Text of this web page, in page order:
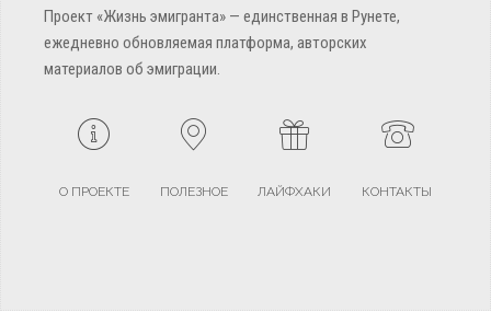
Проект «Жизнь эмигранта» — единственная в Рунете,
ежедневно обновляемая платформа, авторских
материалов об эмиграции.
О ПРОЕКТЕ ПОЛЕЗНОЕ ЛАЙФХАКИ КОНТАКТЫ